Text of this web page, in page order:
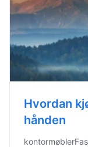
Hvordan
hånden